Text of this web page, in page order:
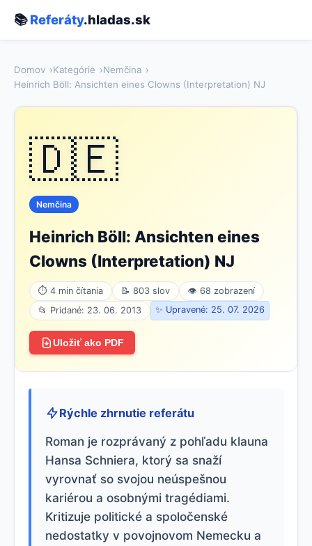
📚Referáty.hladas.sk
Domov Kategórie
Nemčina
Heinrich Böll: Ansichten eines Clowns (Interpretation) NJ
🇩🇪
Nemčina
Heinrich Böll: Ansichten eines
Clowns (Interpretation) NJ
⏱ 4 min čítania 📝 803 slov
👁 68 zobrazení
📂 Pridané: 23. 06. 2013
✨ Upravené: 25. 07. 2026
Uložiť ako PDF
Rýchle zhrnutie referátu
Roman je rozprávaný z pohľadu klauna
Hansa Schniera, ktorý sa snaží
vyrovnať so svojou neúspešnou
kariérou a osobnými tragédiami.
Kritizuje politické a spoločenské
nedostatky v povojnovom Nemecku a